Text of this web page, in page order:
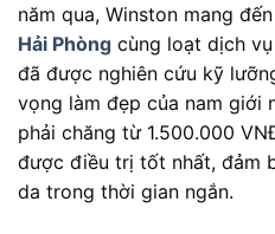
năm qua, Winston mang
Hải Phòng cùng loạt dịch
đã được nghiên cứu kỹ
vọng làm đẹp của nam giới
phải chăng từ 1.500.000
được điều trị tốt nhất, đảm
da trong thời gian ngắn.